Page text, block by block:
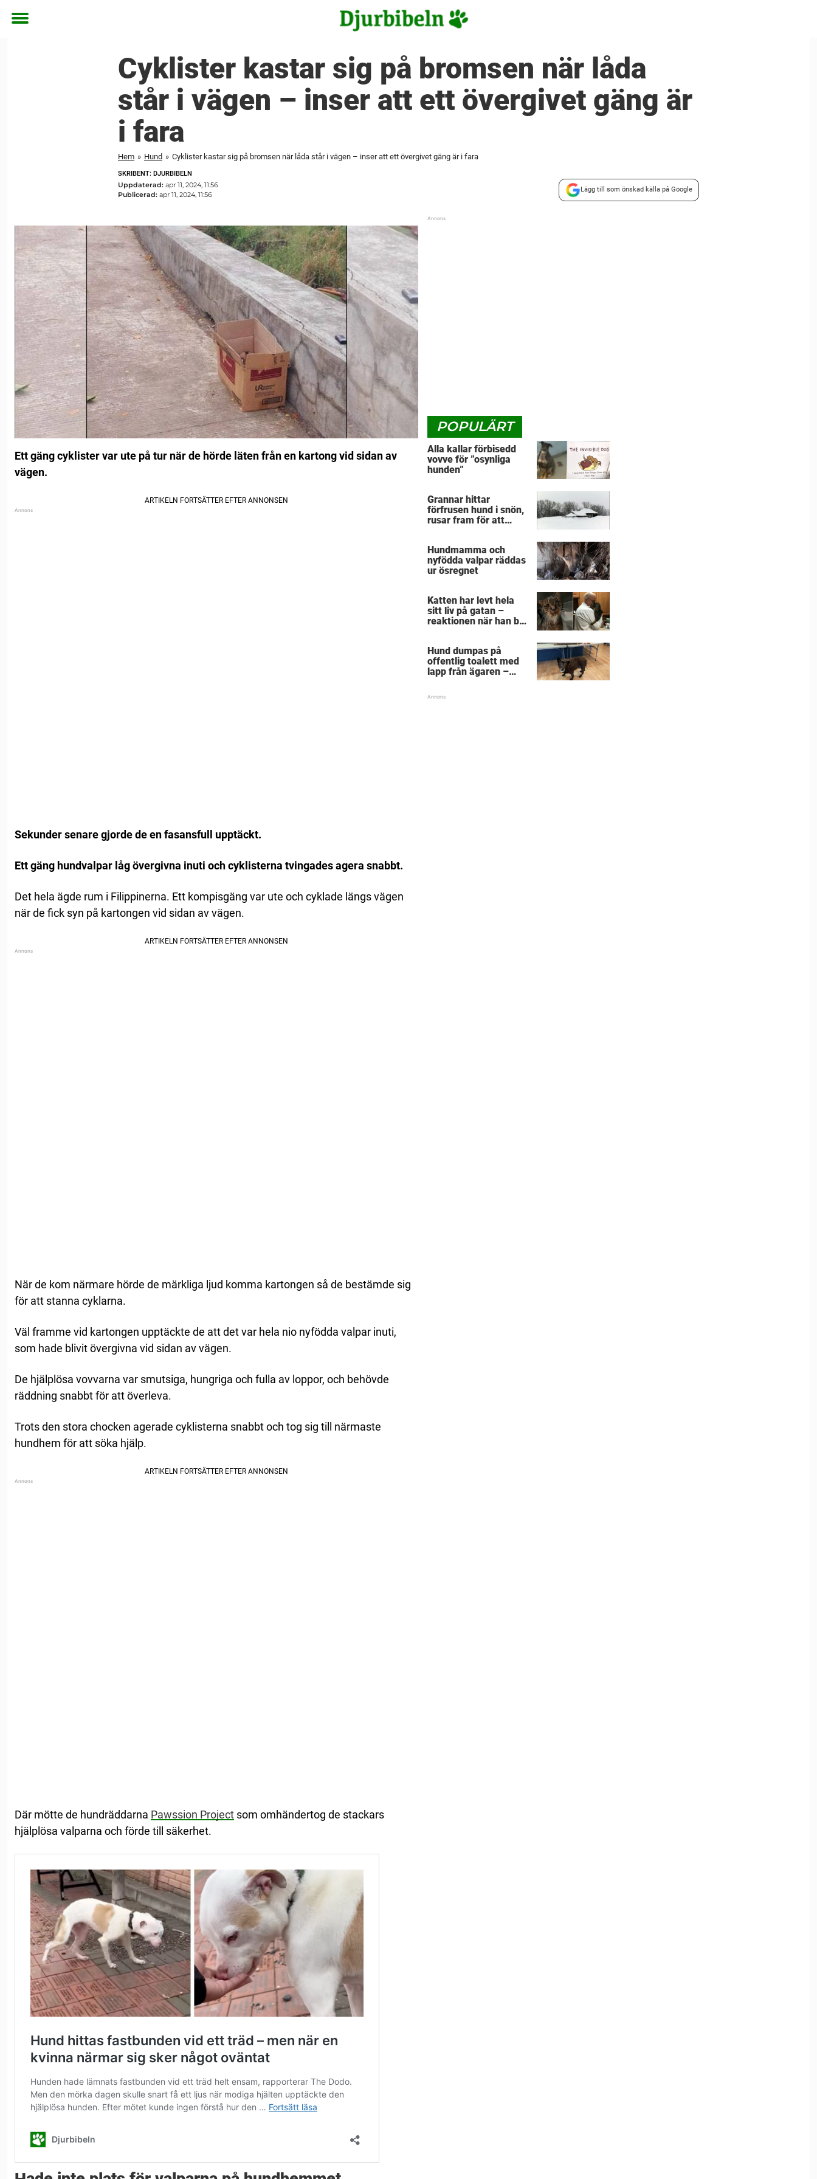
Toggle
Cyklister kastar sig på bromsen när låda
står i vägen – inser att ett övergivet gäng är
i fara
Hem » Hund » Cyklister kastar sig på bromsen när låda står i vägen – inser att ett övergivet gäng är i fara
SKRIBENT: DJURBIBELN
Uppdaterad: apr 11, 2024, 11:56
Publicerad: apr 11, 2024, 11:56
Lägg till som önskad källa på Google
Ett gäng cyklister var ute på tur när de hörde läten från en kartong vid sidan av
vägen.
Sekunder senare gjorde de en fasansfull upptäckt.
Ett gäng hundvalpar låg övergivna inuti och cyklisterna tvingades agera snabbt.
Det hela ägde rum i Filippinerna. Ett kompisgäng var ute och cyklade längs vägen
när de fick syn på kartongen vid sidan av vägen.
När de kom närmare hörde de märkliga ljud komma kartongen så de bestämde sig
för att stanna cyklarna.
Väl framme vid kartongen upptäckte de att det var hela nio nyfödda valpar inuti,
som hade blivit övergivna vid sidan av vägen.
De hjälplösa vovvarna var smutsiga, hungriga och fulla av loppor, och behövde
räddning snabbt för att överleva.
Trots den stora chocken agerade cyklisterna snabbt och tog sig till närmaste
hundhem för att söka hjälp.
Där mötte de hundräddarna Pawssion Project som omhändertog de stackars
hjälplösa valparna och förde till säkerhet.
POPULÄRT
Alla kallar förbisedd
vovve för ”osynliga
hunden”
Grannar hittar
förfrusen hund i snön,
rusar fram för att
sig
Hundmamma och
nyfödda valpar räddas
ur ösregnet
Katten har levt hela
sitt liv på gatan –
reaktionen när han bli
Hund dumpas på
offentlig toalett med
lapp från ägaren –
ihop